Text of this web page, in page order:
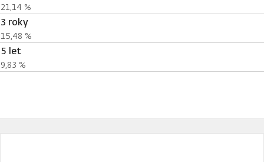
21,14 %
3 roky
15,48 %
5 let
9,83 %